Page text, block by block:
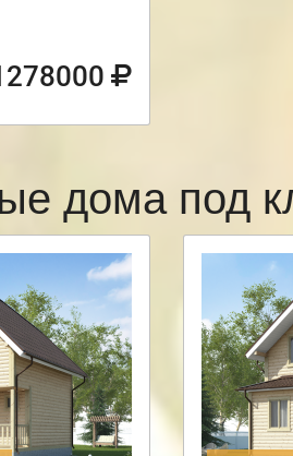
дома под